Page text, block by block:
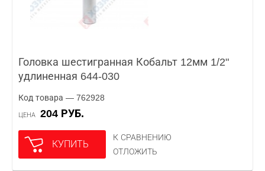
Головка шестигранная Кобальт 12мм 1/2"
удлиненная 644-030
Код товара — 762928
ЦЕНА 204 РУБ.
КУПИТЬ
К СРАВНЕНИЮ
ОТЛОЖИТЬ